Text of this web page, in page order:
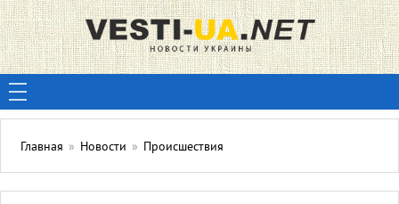
Главная » Новости » Происшествия